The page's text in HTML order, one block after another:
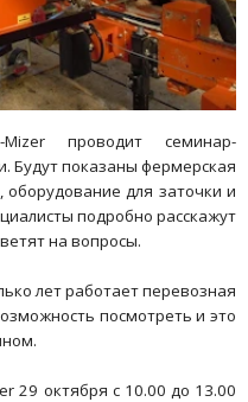
проводит семинар-
Будут показаны фермерская
для заточки и
подробно расскажут
на вопросы.
лет работает перевозная
посмотреть и это
29 октября с 10.00 до 13.00